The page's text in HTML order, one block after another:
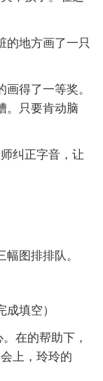
的地方画了一只
画得了一等奖。
。只要肯动脑
纠正字音，让
图排排队。
填空）
在的帮助下，
上，玲玲的